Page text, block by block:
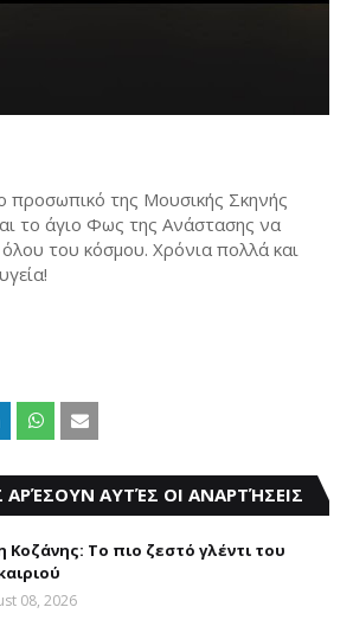
προσωπικό της Μουσικής Σκηνής
το άγιο Φως της Ανάστασης να
του κόσμου. Χρόνια πολλά και
ΑΥΤΈΣ ΟΙ ΑΝΑΡΤΉΣΕΙΣ
Κοζάνης: Το πιο ζεστό γλέντι του
08, 2026